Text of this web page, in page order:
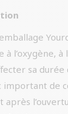
l’oxygène, à
sa durée
important de